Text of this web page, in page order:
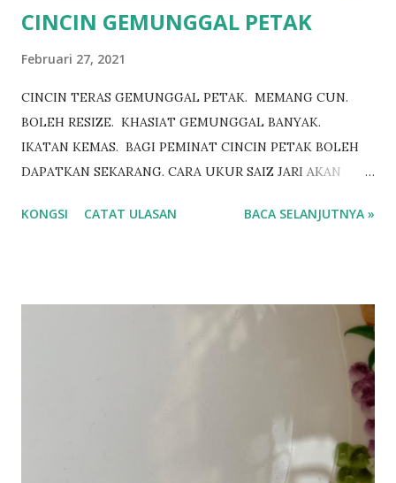
CINCIN GEMUNGGAL PETAK
Februari 27, 2021
CINCIN TERAS GEMUNGGAL PETAK. MEMANG CUN.
BOLEH RESIZE. KHASIAT GEMUNGGAL BANYAK.
IKATAN KEMAS. BAGI PEMINAT CINCIN PETAK BOLEH
DAPATKAN SEKARANG. CARA UKUR SAIZ JARI AKAN
BERKENAN DIHATI MAKA CEPATLAH BERTINDAK. HABIS
KONGSI CATAT ULASAN BACA SELANJUTNYA »